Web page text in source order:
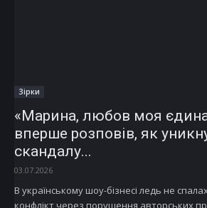
Зірки
«Марина, любов моя
вперше розповів, як
скандалу...
03.07.2026
В українському шоу-бізнесі ледь не
конфлікт через порушення авторських